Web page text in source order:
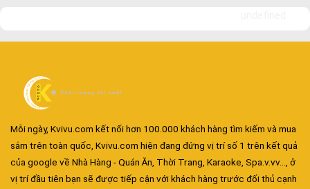
Mỗi ngày, Kvivu.com kết nối hơn 100.000 khách hàng tìm kiếm và mua
sắm trên toàn quốc, Kvivu.com hiện đang đứng vị trí số 1 trên kết quả
của google về Nhà Hàng - Quán Ăn, Thời Trang, Karaoke, Spa.v.vv..., ở
vị trí đầu tiên bạn sẽ được tiếp cận với khách hàng trước đối thủ cạnh